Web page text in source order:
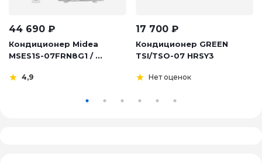
44 690 ₽
Кондиционер Midea
MSES1S-07FRN8G1 / ...
4,9
17 700 ₽
Кондиционер GREEN
TSI/TSO-07 HRSY3
Нет оценок